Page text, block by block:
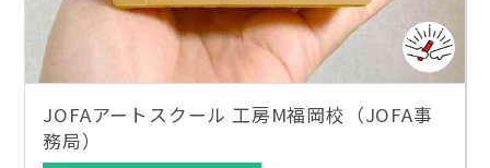
JOFAアートスクール 工房M福岡校（JOFA事
務局）